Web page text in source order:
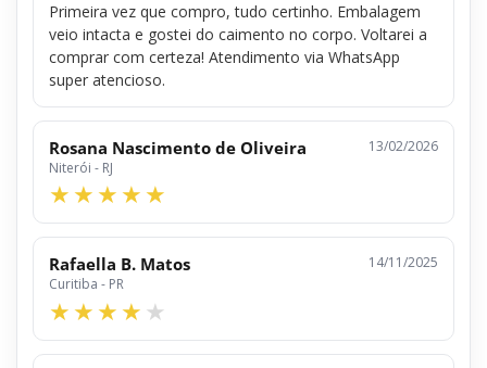
Primeira vez que compro, tudo certinho. Embalagem
veio intacta e gostei do caimento no corpo. Voltarei a
comprar com certeza! Atendimento via WhatsApp
super atencioso.
Rosana Nascimento de Oliveira
Niterói - RJ
13/02/2026
Rafaella B. Matos
Curitiba - PR
14/11/2025